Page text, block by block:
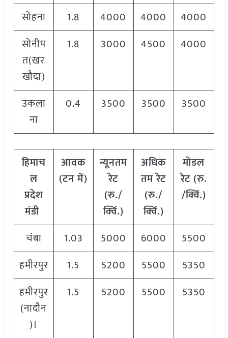
सोहना 1.8 4000 4000
4000
सोनीप
त(खर
खौदा)
1.8 3000 4500 4000
उकला
ना
0.4 3500 3500 3500
हिमाच
ल
प्रदेश
मंडी
आवक
(टन में)
न्यूनतम
रेट
(रु./
क्विं.)
अधिक
तम रेट
(रु./
क्विं.)
मोडल
रेट (रु.
/क्विं.)
चंबा 1.03 5000 6000
5500
हमीरपुर
1.5 5200 5500
5350
हमीरपुर
(नादौन
)।
1.5 5200 5500 5350